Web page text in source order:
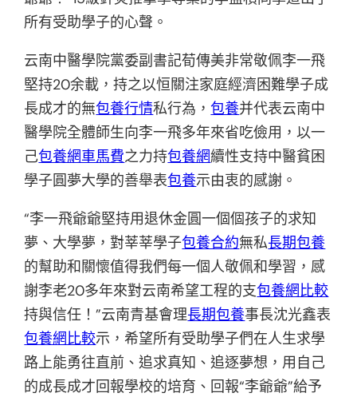
所有受助學子的心聲。
云南中醫學院黨委副書記荀傳美非常敬佩李一飛
堅持20余載，持之以恒關注家庭經濟困難學子成
長成才的無包養行情私行為，包養并代表云南中
醫學院全體師生向李一飛多年來省吃儉用，以一
己包養網車馬費之力持包養網續性支持中醫貧困
學子圓夢大學的善舉表包養示由衷的感謝。
“李一飛爺爺堅持用退休金圓一個個孩子的求知
夢、大學夢，對莘莘學子包養合約無私長期包養
的幫助和關懷值得我們每一個人敬佩和學習，感
謝李老20多年來對云南希望工程的支包養網比較
持與信任！”云南青基會理長期包養事長沈光鑫表
包養網比較示，希望所有受助學子們在人生求學
路上能勇往直前、追求真知、追逐夢想，用自己
的成長成才回報學校的培育、回報“李爺爺”給予